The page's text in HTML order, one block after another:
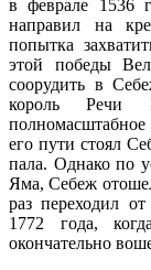
в феврале 1536
направил на
попытка
этой победы
соорудить в
король Речи
его пути стоял
пала. Однако по
Яма, Себеж
раз переходил
1772 года,
окончательно